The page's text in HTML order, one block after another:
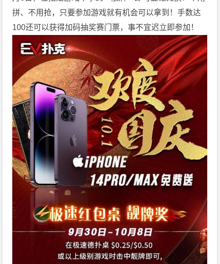
拼、不用抢，只要参加游戏就有机会可以拿到！手数达
100还可以获得加码抽奖赛门票，事不宜迟立即参加！